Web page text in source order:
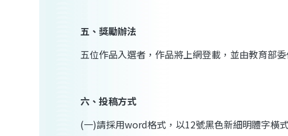
五、獎勵辦法
五位作品入選者，作品將上網登載，並由教育部
六、投稿方式
(一)請採用word格式，以12號黑色新細明體字橫